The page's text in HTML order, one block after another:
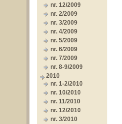
nr. 12/2009
nr. 2/2009
nr. 3/2009
nr. 4/2009
nr. 5/2009
nr. 6/2009
nr. 7/2009
nr. 8-9/2009
2010
nr. 1-2/2010
nr. 10/2010
nr. 11/2010
nr. 12/2010
nr. 3/2010